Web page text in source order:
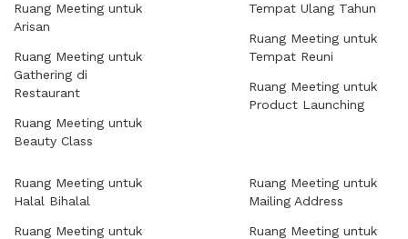
Ruang Meeting untuk
Arisan
Ruang Meeting untuk
Gathering di
Restaurant
Ruang Meeting untuk
Beauty Class
Tempat Ulang Tahun
Ruang Meeting untuk
Tempat Reuni
Ruang Meeting untuk
Product Launching
Ruang Meeting untuk
Halal Bihalal
Ruang Meeting untuk
Ruang Meeting untuk
Mailing Address
Ruang Meeting untuk